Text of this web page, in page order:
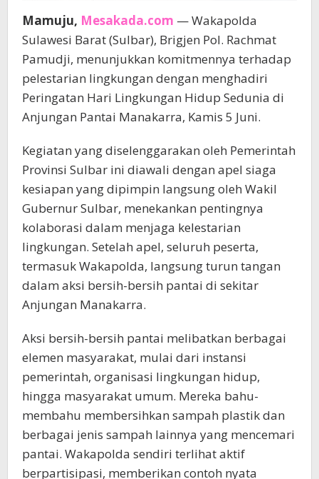
Mamuju, Mesakada.com — Wakapolda
Sulawesi Barat (Sulbar), Brigjen Pol. Rachmat
Pamudji, menunjukkan komitmennya terhadap
pelestarian lingkungan dengan menghadiri
Peringatan Hari Lingkungan Hidup Sedunia di
Anjungan Pantai Manakarra, Kamis 5 Juni.
Kegiatan yang diselenggarakan oleh Pemerintah
Provinsi Sulbar ini diawali dengan apel siaga
kesiapan yang dipimpin langsung oleh Wakil
Gubernur Sulbar, menekankan pentingnya
kolaborasi dalam menjaga kelestarian
lingkungan. Setelah apel, seluruh peserta,
termasuk Wakapolda, langsung turun tangan
dalam aksi bersih-bersih pantai di sekitar
Anjungan Manakarra.
Aksi bersih-bersih pantai melibatkan berbagai
elemen masyarakat, mulai dari instansi
pemerintah, organisasi lingkungan hidup,
hingga masyarakat umum. Mereka bahu-
membahu membersihkan sampah plastik dan
berbagai jenis sampah lainnya yang mencemari
pantai. Wakapolda sendiri terlihat aktif
berpartisipasi, memberikan contoh nyata